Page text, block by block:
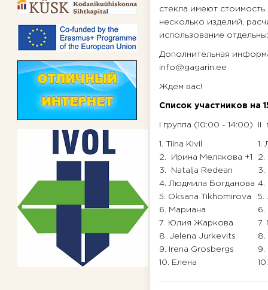
стекла имеют
несколько изделий,
использование
Дополнительная
info@gagarin.ee
Ждем вас!
Список участников на
I группа (10:00 - 14:00) II
1. Tiina Kivil
1.
2. Ирина Мелякова +1
2.
3. Natalja Redean
3.
4. Людмила Богданова 4.
5. Oksana Tikhomirova
5.
6. Мариана
6.
7. Юлия Жаркова
7.
8. Jelena Jurkevits
8.
9. Irena Grosbergs
9.
10. Елена